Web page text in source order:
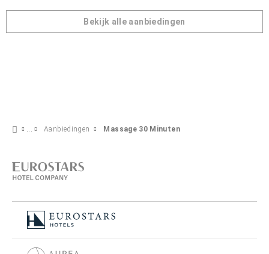
Bekijk alle aanbiedingen
Aanbiedingen Massage 30 Minuten